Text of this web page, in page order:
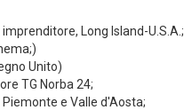
Long Island-U.S.A.;
Unito)
TG Norba 24;
e Valle d'Aosta;